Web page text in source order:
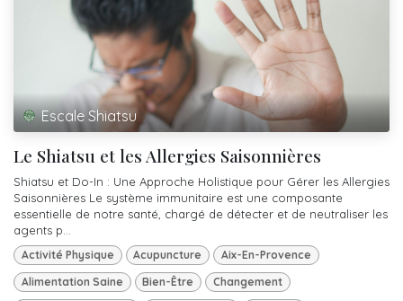
Escale Shiatsu
Le Shiatsu et les Allergies Saisonnières
Shiatsu et Do-In : Une Approche Holistique pour Gérer les Allergies
Saisonnières Le système immunitaire est une composante
essentielle de notre santé, chargé de détecter et de neutraliser les
agents p...
Activité Physique Acupuncture Aix-En-Provence
Alimentation Saine Bien-Être Changement